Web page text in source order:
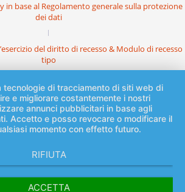
in base al Regolamento generale sulla protezione
dei dati
del diritto di recesso & Modulo di recesso
tipo
tecnologie di tracciamento di siti web di
e migliorare costantemente i nostri
annunci pubblicitari in base agli
Accetto e posso revocare o modificare il
momento con effetto futuro.
RIFIUTA
ACCETTA